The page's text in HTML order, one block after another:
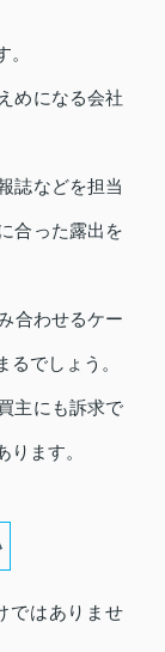
めになる会社
誌などを担当
合った露出を
合わせるケー
でしょう。
主にも訴求で
ます。
ではありませ